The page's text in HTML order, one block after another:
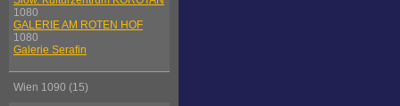
1080
GALERIE AM ROTEN HOF
1080
Galerie Serafin
Wien 1090 (15)